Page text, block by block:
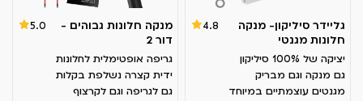
גליידר סיליקון- מנקה
חלונות מגנטי
4.8
יציקה של 100% סיליקון
גם מנקה וגם מבריק
מגנטים עוצמתיים במיוחד
מנקה חלונות גבוהים -
דור 2
5.0
גריפה אופטימלית לחלונות
ידית קצרה נשלפת בקלות
גם לגריפה וגם לקרצוף